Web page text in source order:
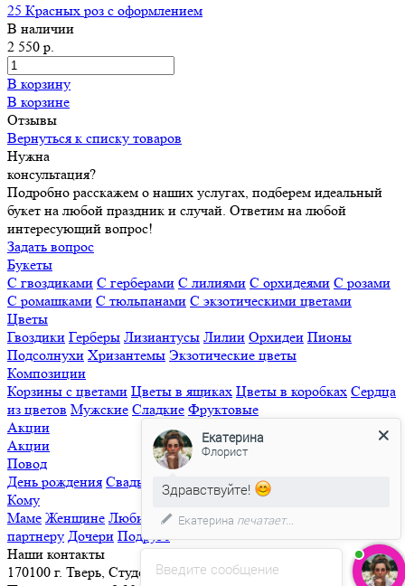
25 Красных роз с оформлением
В наличии
2 550 р.
В корзину
В корзине
Отзывы
Вернуться к списку товаров
Нужна
консультация?
Подробно расскажем о наших услугах, подберем идеальный
букет на любой праздник и случай. Ответим на любой
интересующий вопрос!
Задать вопрос
Букеты
С гвоздиками С герберами С лилиями С орхидеями С розами
С ромашками С тюльпанами С экзотическими цветами
Цветы
Гвоздики Герберы Лизиантусы Лилии Орхидеи Пионы
Подсолнухи Хризантемы Экзотические цветы
Композиции
Корзины с цветами Цветы в ящиках Цветы в коробках Сердца
из цветов Мужские Сладкие Фруктовые
Акции
Акции
Повод
День рождения Свадьба Свидание Извинения
Кому
Маме Женщине Любимой Семье Мужчине Ребенку
партнеру Дочери Подруге
Наши контакты
170100 г. Тверь, Студенческий переулок, д. 25
Введите сообщение
Екатерина
Флорист
Здравствуйте!
Екатерина печатает...